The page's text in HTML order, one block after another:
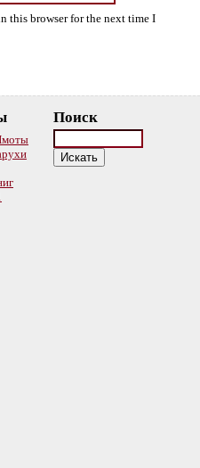
this browser for the next time I
Поиск